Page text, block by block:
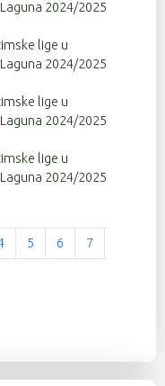
2024/2025
lige u
2024/2025
lige u
2024/2025
lige u
2024/2025
Stranica 3 od 37
5 6 7